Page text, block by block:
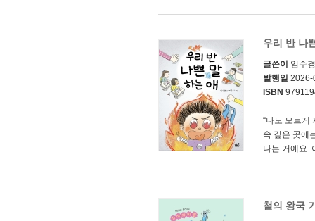
우리 반 나
글쓴이 임수
발행일
ISBN
“나도 모르게
속 깊은 곳에
나는 거예요.
철의 왕국